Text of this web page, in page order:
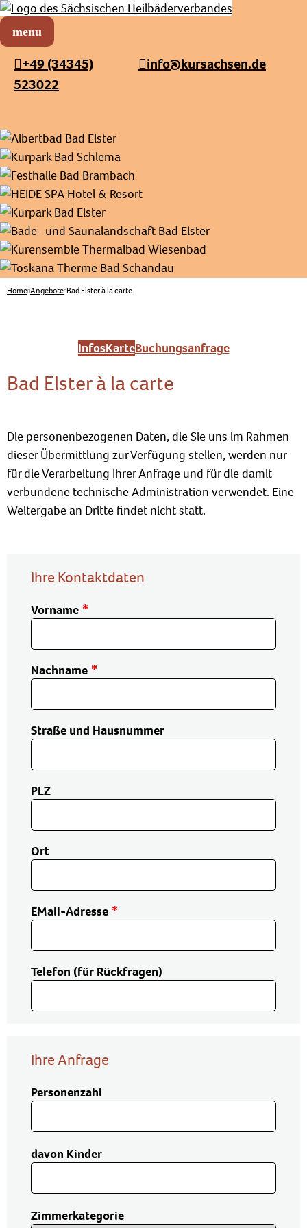
Sächsischer Heilbäderverband
+49 (34345)
523022
info@kursachsen.de
Home Angebote Bad Elster à la carte
InfosKarteBuchungsanfrage
Bad Elster à la carte
Die personenbezogenen Daten, die Sie uns im Rahmen
dieser Übermittlung zur Verfügung stellen, werden nur
für die Verarbeitung Ihrer Anfrage und für die damit
verbundene technische Administration verwendet. Eine
Weitergabe an Dritte findet nicht statt.
Ihre Kontaktdaten
Vorname
Nachname
Straße und Hausnummer
PLZ
Ort
EMail-Adresse
Telefon (für Rückfragen)
Ihre Anfrage
Personenzahl
davon Kinder
Zimmerkategorie